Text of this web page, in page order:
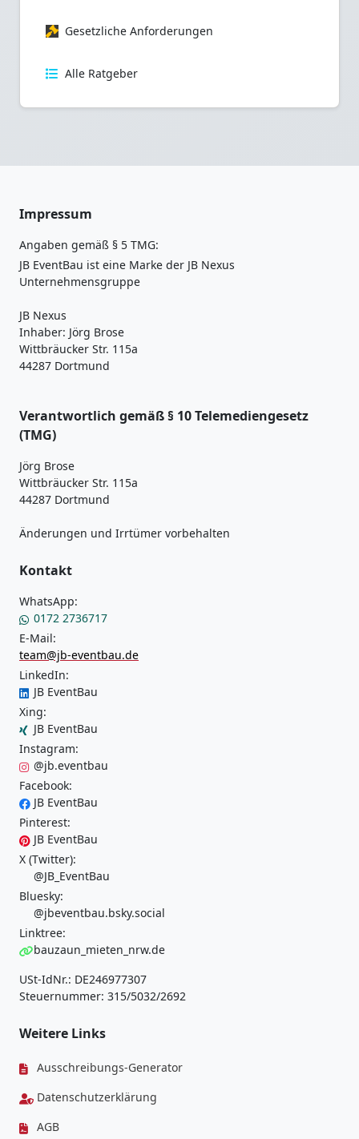
Gesetzliche Anforderungen
Alle Ratgeber
Impressum
Angaben gemäß § 5 TMG:
JB EventBau ist eine Marke der JB Nexus
Unternehmensgruppe
JB Nexus
Inhaber: Jörg Brose
Wittbräucker Str. 115a
44287 Dortmund
Verantwortlich gemäß § 10 Telemediengesetz
(TMG)
Jörg Brose
Wittbräucker Str. 115a
44287 Dortmund
Änderungen und Irrtümer vorbehalten
Kontakt
WhatsApp:
0172 2736717
E-Mail:
team@jb-eventbau.de
LinkedIn:
JB EventBau
Xing:
JB EventBau
Instagram:
@jb.eventbau
Facebook:
JB EventBau
Pinterest:
JB EventBau
X (Twitter):
@JB_EventBau
Bluesky:
@jbeventbau.bsky.social
Linktree:
bauzaun_mieten_nrw.de
USt-IdNr.: DE246977307
Steuernummer: 315/5032/2692
Weitere Links
Ausschreibungs-Generator
Datenschutzerklärung
AGB